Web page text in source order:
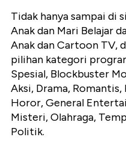
Tidak hanya sampai di
Anak dan Mari Belajar
Anak dan Cartoon TV,
pilihan kategori
Spesial, Blockbuster
Aksi, Drama,
Horor, General
Misteri, Olahraga,
Politik.